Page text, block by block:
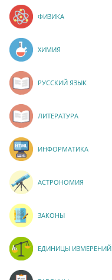
ФИЗИКА
ХИМИЯ
РУССКИЙ ЯЗЫК
ЛИТЕРАТУРА
ИНФОРМАТИКА
АСТРОНОМИЯ
ЗАКОНЫ
ЕДИНИЦЫ ИЗМЕРЕНИЙ